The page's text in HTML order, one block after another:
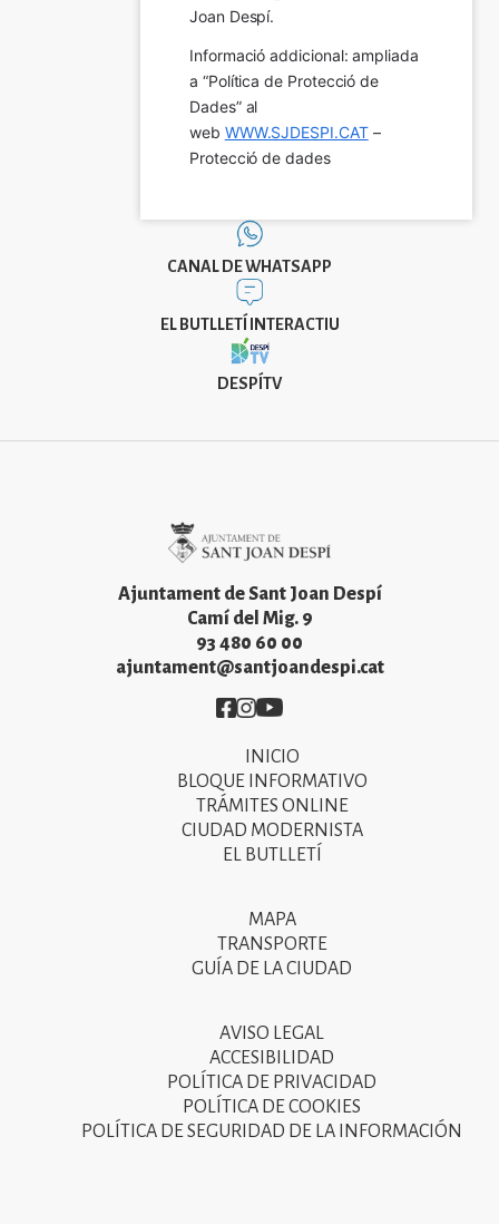
Joan Despí.
Informació addicional: ampliada
a “Política de Protecció de
Dades” al
web WWW.SJDESPI.CAT –
Protecció de dades
CANAL DE WHATSAPP
EL BUTLLETÍ INTERACTIU
DESPÍTV
Ajuntament de Sant Joan Despí
Camí del Mig. 9
93 480 60 00
ajuntament@santjoandespi.cat
Imatge
Imatge
Imatge
INICIO
BLOQUE INFORMATIVO
TRÁMITES ONLINE
CIUDAD MODERNISTA
EL BUTLLETÍ
MAPA
TRANSPORTE
GUÍA DE LA CIUDAD
AVISO LEGAL
ACCESIBILIDAD
POLÍTICA DE PRIVACIDAD
POLÍTICA DE COOKIES
POLÍTICA DE SEGURIDAD DE LA INFORMACIÓN